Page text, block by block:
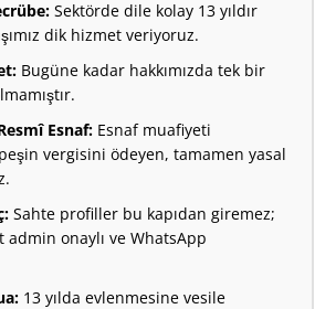
Sektörde dile kolay 13 yıldır
dik hizmet veriyoruz.
Bugüne kadar hakkımızda tek bir
Esnaf:Esnaf muafiyeti
vergisini ödeyen, tamamen yasal
Sahte profiller bu kapıdan giremez;
onaylı ve WhatsApp
13 yılda evlenmesine vesile